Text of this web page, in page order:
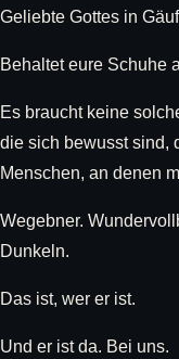
Geliebte Gottes in
Behaltet eure Schuhe
Es braucht keine
die sich bewusst sind,
Menschen, an denen
Wegebner.
Dunkeln.
Das ist, wer er ist.
Und er ist da. Bei uns.